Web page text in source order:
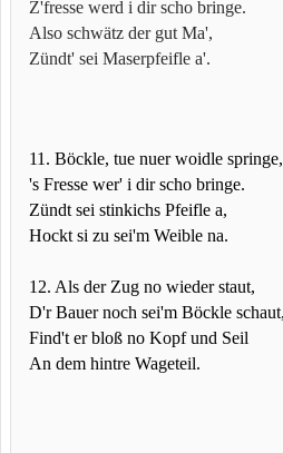
Z'fresse werd i dir scho bringe.
Also schwätz der gut Ma',
Zündt' sei Maserpfeifle a'.
11. Böckle, tue nuer woidle springe,
's Fresse wer' i dir scho bringe.
Zündt sei stinkichs Pfeifle a,
Hockt si zu sei'm Weible na.
12. Als der Zug no wieder staut,
D'r Bauer noch sei'm Böckle schaut,
Find't er bloß no Kopf und Seil
An dem hintre Wageteil.